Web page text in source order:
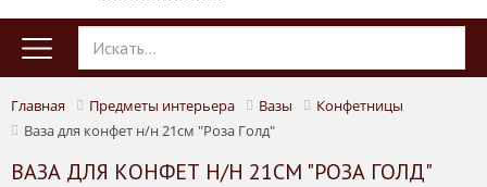
Главная Предметы интерьера Вазы
Конфетницы
Ваза для конфет н/н 21см "Роза Голд"
ВАЗА ДЛЯ КОНФЕТ Н/Н 21СМ "РОЗА ГОЛД"